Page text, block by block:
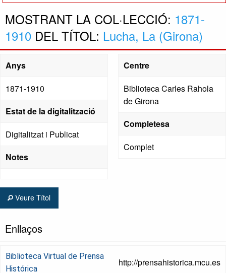
MOSTRANT LA COL·LECCIÓ: 1871-
1910 DEL TÍTOL: Lucha, La (Girona)
Anys
1871-1910
Estat de la digitalització
Digitalitzat i Publicat
Notes
Centre
Biblioteca Carles Rahola
de Girona
Completesa
Complet
Veure Títol
Enllaços
Biblioteca Virtual de Prensa
Histórica
http://prensahistorica.mcu.es